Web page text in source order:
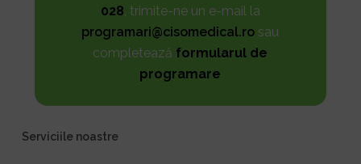
028, trimite-ne un e-mail la
programari@cisomedical.ro sau
completează formularul de
programare
Serviciile noastre